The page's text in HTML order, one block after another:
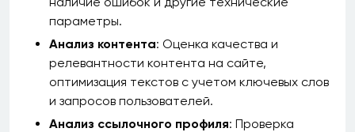
параметры.
Анализ контента: Оценка качества и
релевантности контента на сайте,
оптимизация текстов с учетом ключевых слов
и запросов пользователей.
Анализ ссылочного профиля: Проверка